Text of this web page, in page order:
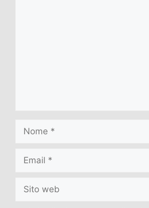
Nome
Email
Sito
web